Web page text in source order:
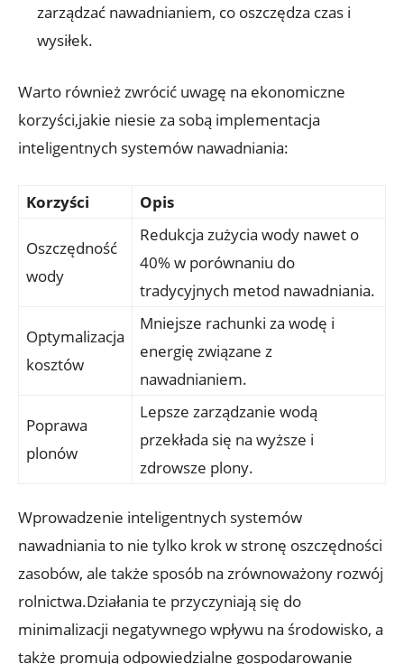
zarządzać nawadnianiem, co oszczędza czas i
wysiłek.
Warto również zwrócić uwagę na ekonomiczne
korzyści,jakie niesie za sobą implementacja
inteligentnych systemów nawadniania:
Korzyści Opis
Oszczędność
wody
Redukcja zużycia wody nawet o
40% w porównaniu do
tradycyjnych metod nawadniania.
Optymalizacja
kosztów
Mniejsze rachunki za wodę i
energię związane z
nawadnianiem.
Poprawa
plonów
Lepsze zarządzanie wodą
przekłada się na wyższe i
zdrowsze plony.
Wprowadzenie inteligentnych systemów
nawadniania to nie tylko krok w stronę oszczędności
zasobów, ale także sposób na zrównoważony rozwój
rolnictwa.Działania te przyczyniają się do
minimalizacji negatywnego wpływu na środowisko, a
także promują odpowiedzialne gospodarowanie